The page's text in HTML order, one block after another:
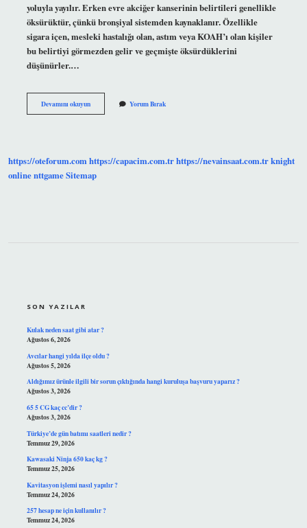
yoluyla yayılır. Erken evre akciğer kanserinin belirtileri genellikle
öksürüktür, çünkü bronşiyal sistemden kaynaklanır. Özellikle
sigara içen, mesleki hastalığı olan, astım veya KOAH’ı olan kişiler
bu belirtiyi görmezden gelir ve geçmişte öksürdüklerini
düşünürler.…
Devamını okuyunAkciğer
Kanseri
Yorum Bırak
https://oteforum.comhttps://capacim.com.trhttps://nevainsaat.com.trknight
onlinenttgameSitemap
SON YAZILAR
Kulak neden saat gibi atar ?
Ağustos 6, 2026
Avcılar hangi yılda ilçe oldu ?
Ağustos 5, 2026
Aldığımız ürünle ilgili bir sorun çıktığında hangi kuruluşa başvuru yaparız ?
Ağustos 3, 2026
65 5 CG kaç cc’dir ?
Ağustos 3, 2026
Türkiye’de gün batımı saatleri nedir ?
Temmuz 29, 2026
Kawasaki Ninja 650 kaç kg ?
Temmuz 25, 2026
Kavitasyon işlemi nasıl yapılır ?
Temmuz 24, 2026
257 hesap ne için kullanılır ?
Temmuz 24, 2026